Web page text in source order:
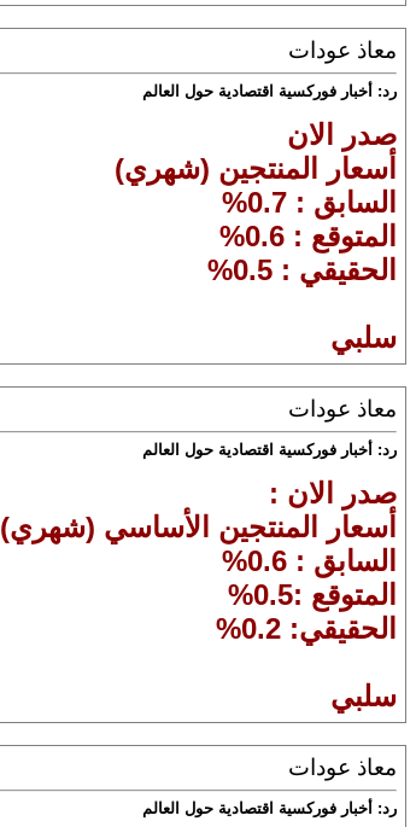
معاذ عودات
رد: أخبار فوركسية اقتصادية حول العالم
صدر الان
أسعار المنتجين (شهري)
السابق : 0.7%
المتوقع : 0.6%
الحقيقي : 0.5%
سلبي
معاذ عودات
رد: أخبار فوركسية اقتصادية حول العالم
صدر الان :
أسعار المنتجين الأساسي (شهري)
السابق : 0.6%
المتوقع :0.5%
الحقيقي: 0.2%
سلبي
معاذ عودات
رد: أخبار فوركسية اقتصادية حول العالم